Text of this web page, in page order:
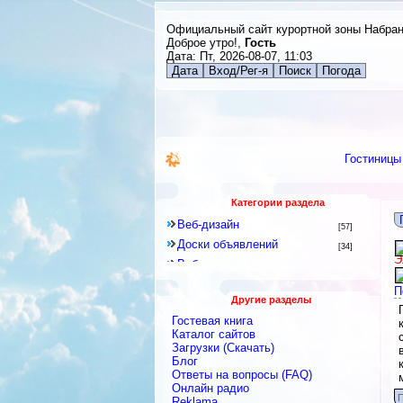
Официальный сайт курортной зоны
Доброе утро!, Гость
Дата: Пт, 2026-08-07, 11:03
Дата
Вход/Рег-я Поиск Погода
Гостиницы
Категории раздела
Веб-дизайн [57]
Доски объявлений [34]
Веб-программирование
Знакомства и Общение
Каталоги
Скрипты
Блоги
Интернет-сервисы, Интернет-
услуги
Другие разделы
Гостевая книга
Каталог сайтов
Загрузки (Скачать)
Блог
Ответы на вопросы (FAQ)
Онлайн радио